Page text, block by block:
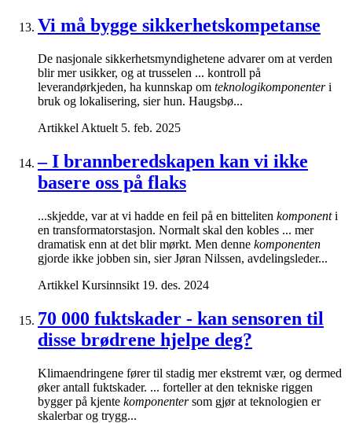
Vi må bygge sikkerhetskompetanse
De nasjonale sikkerhetsmyndighetene advarer om at verden
blir mer usikker, og at trusselen ... kontroll på
leverandørkjeden, ha kunnskap om teknologikomponenteri
bruk og lokalisering, sier hun. Haugsbø...
Artikkel Aktuelt 5. feb. 2025
– I brannberedskapen kan vi ikke
basere oss på flaks
...skjedde, var at vi hadde en feil på en bitteliten komponenti
en transformatorstasjon. Normalt skal den kobles ... mer
dramatisk enn at det blir mørkt. Men denne komponenten
gjorde ikke jobben sin, sier Jøran Nilssen, avdelingsleder...
Artikkel Kursinnsikt 19. des. 2024
70 000 fuktskader - kan sensoren til
disse brødrene hjelpe deg?
Klimaendringene fører til stadig mer ekstremt vær, og dermed
øker antall fuktskader. ... forteller at den tekniske riggen
bygger på kjente komponentersom gjør at teknologien er
skalerbar og trygg...